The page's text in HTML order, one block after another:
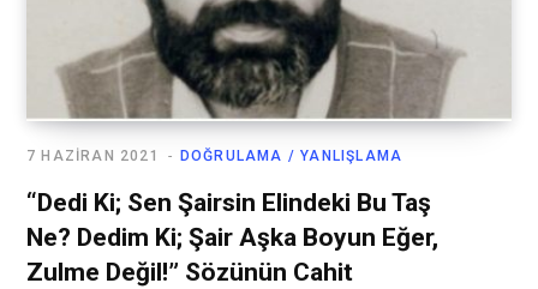
DOĞRULAMA / YANLIŞLAMA
7 HAZIRAN 2021
“Dedi Ki; Sen Şairsin Elindeki Bu Taş
Ne? Dedim Ki; Şair Aşka Boyun Eğer,
Zulme Değil!” Sözünün Cahit